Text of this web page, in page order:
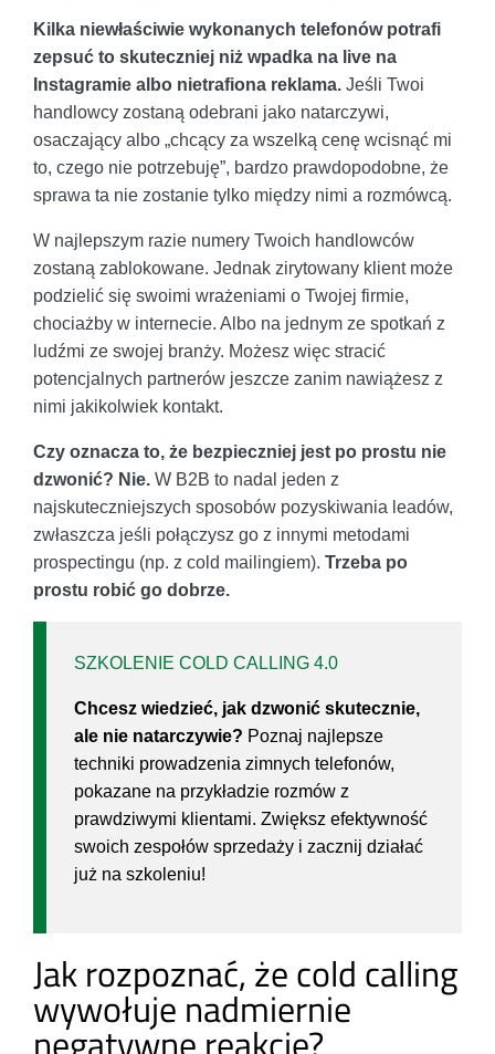
Kilka niewłaściwie wykonanych telefonów potrafi
zepsuć to skuteczniej niż wpadka na live na
Instagramie albo nietrafiona reklama. Jeśli Twoi
handlowcy zostaną odebrani jako natarczywi,
osaczający albo „chcący za wszelką cenę wcisnąć mi
to, czego nie potrzebuję”, bardzo prawdopodobne, że
sprawa ta nie zostanie tylko między nimi a rozmówcą.
W najlepszym razie numery Twoich handlowców
zostaną zablokowane. Jednak zirytowany klient może
podzielić się swoimi wrażeniami o Twojej firmie,
chociażby w internecie. Albo na jednym ze spotkań z
ludźmi ze swojej branży. Możesz więc stracić
potencjalnych partnerów jeszcze zanim nawiążesz z
nimi jakikolwiek kontakt.
Czy oznacza to, że bezpieczniej jest po prostu nie
dzwonić? Nie. W B2B to nadal jeden z
najskuteczniejszych sposobów pozyskiwania leadów,
zwłaszcza jeśli połączysz go z innymi metodami
prospectingu (np. z cold mailingiem). Trzeba po
prostu robić go dobrze.
SZKOLENIE COLD CALLING 4.0
Chcesz wiedzieć, jak dzwonić skutecznie,
ale nie natarczywie? Poznaj najlepsze
techniki prowadzenia zimnych telefonów,
pokazane na przykładzie rozmów z
prawdziwymi klientami. Zwiększ efektywność
swoich zespołów sprzedaży i zacznij działać
już na szkoleniu!
Jak rozpoznać, że cold calling
wywołuje nadmiernie